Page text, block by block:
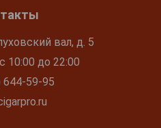
вал, д. 5
10:00 до 22:00
644-59-95